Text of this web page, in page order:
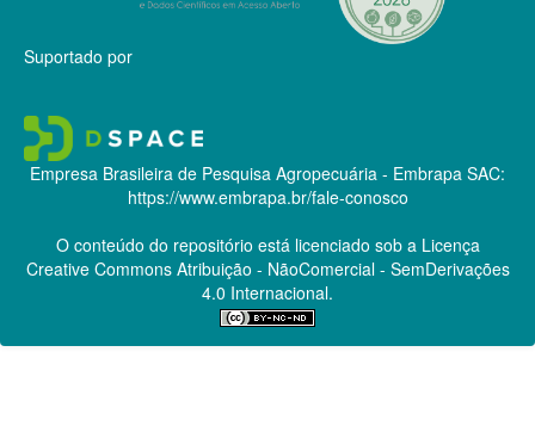
Suportado por
Empresa Brasileira de Pesquisa Agropecuária - Embrapa SAC:
https://www.embrapa.br/fale-conosco
O conteúdo do repositório está licenciado sob a Licença
Creative CommonsAtribuição - NãoComercial - SemDerivações
4.0 Internacional.